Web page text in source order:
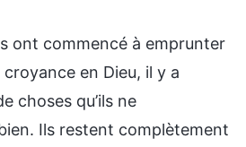
ont commencé à emprunter
en Dieu, il y a
choses qu’ils ne
Ils restent complètement